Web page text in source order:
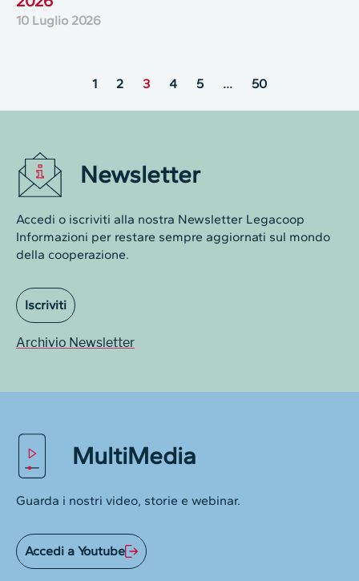
10 Luglio 2026
1 2 3 4 5 … 50
Newsletter
Accedi o iscriviti alla nostra Newsletter Legacoop
Informazioni per restare sempre aggiornati sul mondo
della cooperazione.
Iscriviti
Archivio Newsletter
MultiMedia
Guarda i nostri video, storie e webinar.
Accedi a Youtube